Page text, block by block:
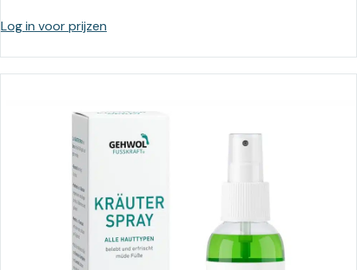
Log in voor prijzen